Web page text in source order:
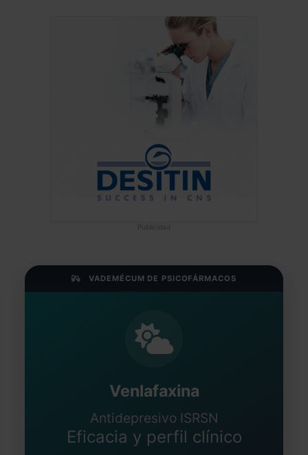
Publicidad
VADEMÉCUM DE PSICOFÁRMACOS
Venlafaxina
Antidepresivo ISRSN
Eficacia y perfil clínico